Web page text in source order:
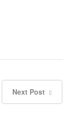
Next Post